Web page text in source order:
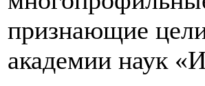
признающие
академии наук